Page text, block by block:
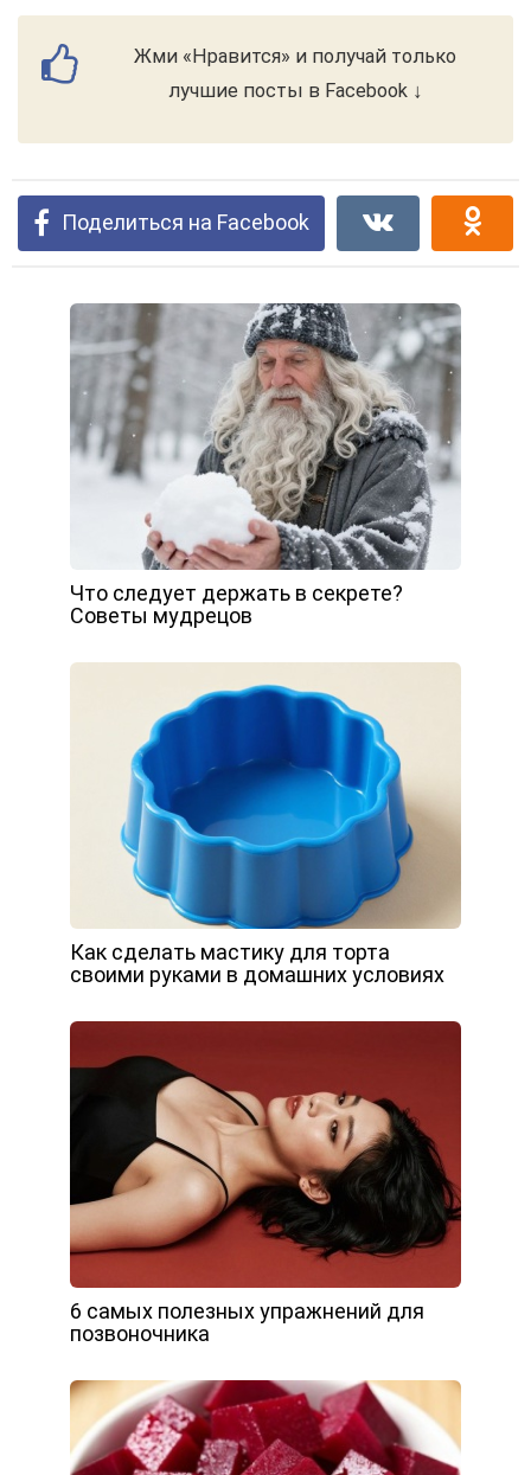
Жми «Нравится» и получай только
лучшие посты в Facebook ↓
Поделиться на Facebook
Что следует держать в секрете?
Советы мудрецов
Как сделать мастику для торта
своими руками в домашних условиях
6 самых полезных упражнений для
позвоночника